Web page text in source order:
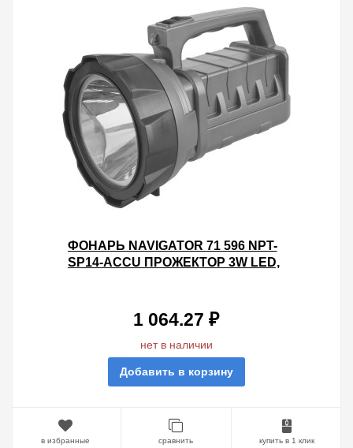
ФОНАРЬ NAVIGATOR 71 596 NPT-
SP14-ACCU ПРОЖЕКТОР 3W LED,
1 064.27 ₽
нет в наличии
Добавить в корзину
в избранные сравнить купить в 1 клик